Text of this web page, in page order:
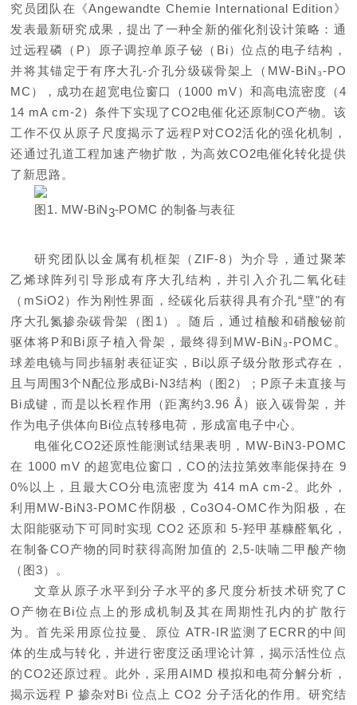
究员团队在《Angewandte Chemie International Edition》
发表最新研究成果，提出了一种全新的催化剂设计策略：通
过远程磷（P）原子调控单原子铋（Bi）位点的电子结构，
并将其锚定于有序大孔-介孔分级碳骨架上（MW-BiN₃-PO
MC），成功在超宽电位窗口（1000 mV）和高电流密度（4
14 mA cm-2）条件下实现了CO2电催化还原制CO产物。该
工作不仅从原子尺度揭示了远程P对CO2活化的强化机制，
还通过孔道工程加速产物扩散，为高效CO2电催化转化提供
了新思路。
图1 . MW-BiN3-POMC 的制备与表征
研究团队以金属有机框架（ZIF-8）为介导，通过聚苯
乙烯球阵列引导形成有序大孔结构，并引入介孔二氧化硅
（mSiO2）作为刚性界面，经碳化后获得具有介孔“壁"的有
序大孔氮掺杂碳骨架（图1）。随后，通过植酸和硝酸铋前
驱体将P和Bi原子植入骨架，最终得到MW-BiN₃-POMC。
球差电镜与同步辐射表征证实，Bi以原子级分散形式存在，
且与周围3个N配位形成Bi-N3结构（图2）；P原子未直接与
Bi成键，而是以长程作用（距离约3.96 Å）嵌入碳骨架，并
作为电子供体向Bi位点转移电荷，形成富电子中心。
电催化CO2还原性能测试结果表明，MW-BiN3-POMC
在 1000 mV 的超宽电位窗口，CO的法拉第效率能保持在 9
0%以上，且最大CO分电流密度为 414 mA cm-2。此外，
利用MW-BiN3-POMC作阴极，Co3O4-OMC作为阳极，在
太阳能驱动下可同时实现 CO2 还原和 5-羟甲基糠醛氧化，
在制备CO产物的同时获得高附加值的 2,5-呋喃二甲酸产物
（图3）。
文章从原子水平到分子水平的多尺度分析技术研究了C
O产物在Bi位点上的形成机制及其在周期性孔内的扩散行
为。首先采用原位拉曼、原位 ATR-IR监测了ECRR的中间
体的生成与转化，并进行密度泛函理论计算，揭示活性位点
的CO2还原过程。此外，采用AIMD 模拟和电荷分解分析，
揭示远程 P 掺杂对Bi 位点上 CO2 分子活化的作用。研究结